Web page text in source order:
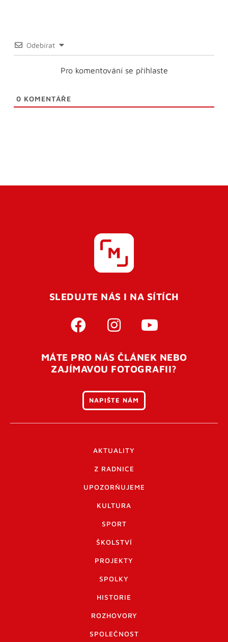
Odebírat
Pro komentování se přihlaste
0 KOMENTÁŘE
SLEDUJTE NÁS I NA SÍTÍCH
MÁTE PRO NÁS ČLÁNEK NEBO
ZAJÍMAVOU FOTOGRAFII?
NAPIŠTE NÁM
AKTUALITY
Z RADNICE
UPOZORŇUJEME
KULTURA
SPORT
ŠKOLSTVÍ
PROJEKTY
SPOLKY
HISTORIE
ROZHOVORY
SPOLEČNOST